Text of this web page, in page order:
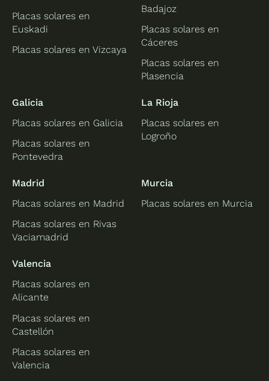
Placas solares en
Euskadi
Placas solares en Vizcaya
Badajoz
Placas solares en
Cáceres
Placas solares en
Plasencia
Galicia
Placas solares en Galicia
Placas solares en
Pontevedra
La Rioja
Placas solares en
Logroño
Madrid
Placas solares en Madrid
Placas solares en Rivas
Vaciamadrid
Murcia
Placas solares en Murcia
Valencia
Placas solares en
Alicante
Placas solares en
Castellón
Placas solares en
Valencia